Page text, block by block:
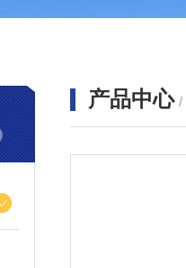
产品中心 /